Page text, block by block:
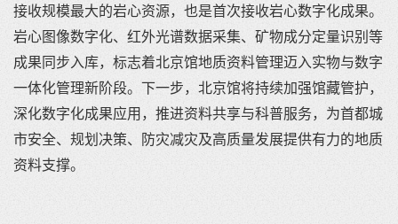
接收规模最大的岩心资源，也是首次接收岩心数字化成果。
岩心图像数字化、红外光谱数据采集、矿物成分定量识别等
成果同步入库，标志着北京馆地质资料管理迈入实物与数字
一体化管理新阶段。下一步，北京馆将持续加强馆藏管护，
深化数字化成果应用，推进资料共享与科普服务，为首都城
市安全、规划决策、防灾减灾及高质量发展提供有力的地质
资料支撑。